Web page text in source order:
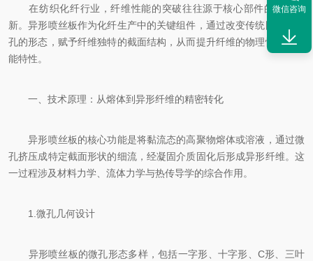
在纺织化纤行业，纤维性能的突破往往源于核心部件的技术革
新。异形喷丝板作为化纤生产中的关键组件，通过改变传统圆形喷丝
孔的形态，赋予纤维独特的截面结构，从而提升纤维的物理性能与功
能特性。
一、技术原理：从熔体到异形纤维的精密转化
异形喷丝板的核心功能是将黏流态的高聚物熔体或溶液，通过微
孔挤压成特定截面形状的细流，经凝固介质固化后形成异形纤维。这
一过程涉及材料力学、流体力学与热传导学的综合作用。
1.微孔几何设计
异形喷丝板的微孔形态多样，包括一字形、十字形、C形、三叶
微信咨询